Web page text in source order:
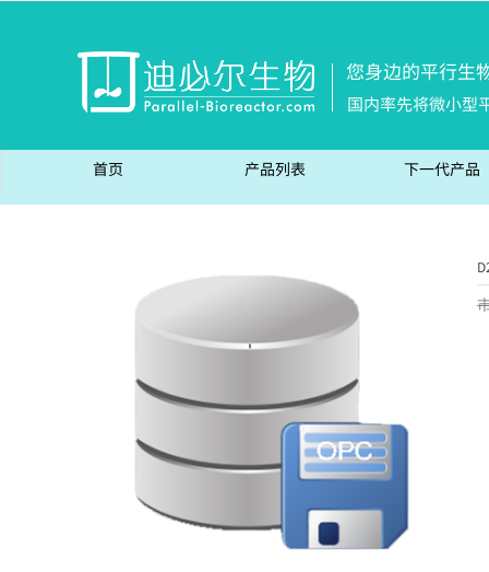
您身边的平行生
国内率先将微小型
首页 产品列表 下一代产品